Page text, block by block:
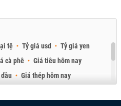
tệ Tỷ giá usd
Tỷ giá yen
cà phê
Giá tiêu hôm nay
Giá thép hôm nay